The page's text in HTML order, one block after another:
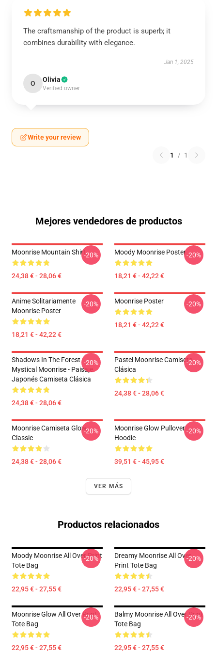
The craftsmanship of the product is superb; it
combines durability with elegance.
Jan 1, 2025
O Olivia
Verified owner
Write your review
1 / 1
Mejores vendedores de productos
Moonrise Mountain Shirt
24,38 € - 28,06 €
-20% Moody Moonrise Poster
18,21 € - 42,22 €
-20%
Anime Solitariamente
Moonrise Poster
18,21 € - 42,22 €
-20% Moonrise Poster
18,21 € - 42,22 €
-20%
Shadows In The Forest -
Mystical Moonrise - Paisaje
Japonés Camiseta Clásica
24,38 € - 28,06 €
-20%
Pastel Moonrise Camiseta
Clásica
24,38 € - 28,06 €
-20%
Moonrise Camiseta Glow
Classic
24,38 € - 28,06 €
-20%
Moonrise Glow Pullover
Hoodie
39,51 € - 45,95 €
-20%
VER MÁS
Productos relacionados
Moody Moonrise All Over Print
Tote Bag
22,95 € - 27,55 €
-20%
Dreamy Moonrise All Over
Print Tote Bag
22,95 € - 27,55 €
-20%
Moonrise Glow All Over Print
Tote Bag
22,95 € - 27,55 €
-20%
Balmy Moonrise All Over Print
Tote Bag
22,95 € - 27,55 €
-20%